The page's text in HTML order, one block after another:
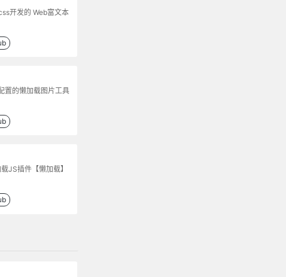
开发的 Web富文本
置的懒加载图片工具
JS插件【懒加载】